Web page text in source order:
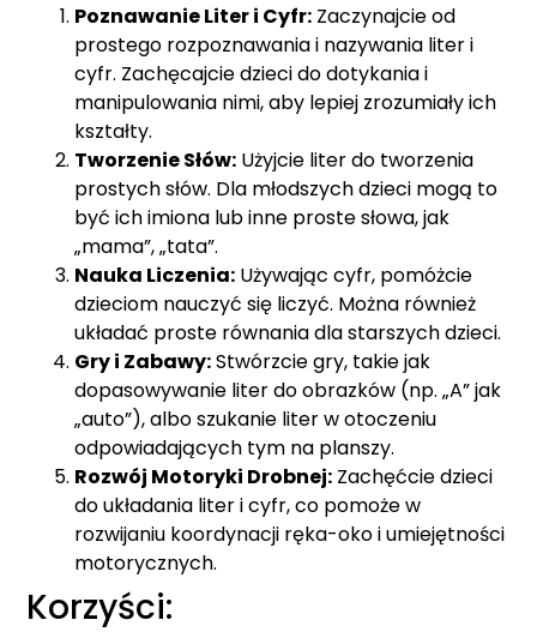
Poznawanie Liter i Cyfr: Zaczynajcie od
prostego rozpoznawania i nazywania liter i
cyfr. Zachęcajcie dzieci do dotykania i
manipulowania nimi, aby lepiej zrozumiały ich
kształty.
Tworzenie Słów: Użyjcie liter do tworzenia
prostych słów. Dla młodszych dzieci mogą to
być ich imiona lub inne proste słowa, jak
„mama”, „tata”.
Nauka Liczenia: Używając cyfr, pomóżcie
dzieciom nauczyć się liczyć. Można również
układać proste równania dla starszych dzieci.
Gry i Zabawy:Stwórzcie gry, takie jak
dopasowywanie liter do obrazków (np. „A” jak
„auto”), albo szukanie liter w otoczeniu
odpowiadających tym na planszy.
Rozwój Motoryki Drobnej: Zachęćcie dzieci
do układania liter i cyfr, co pomoże w
rozwijaniu koordynacji ręka-oko i umiejętności
motorycznych.
Korzyści: